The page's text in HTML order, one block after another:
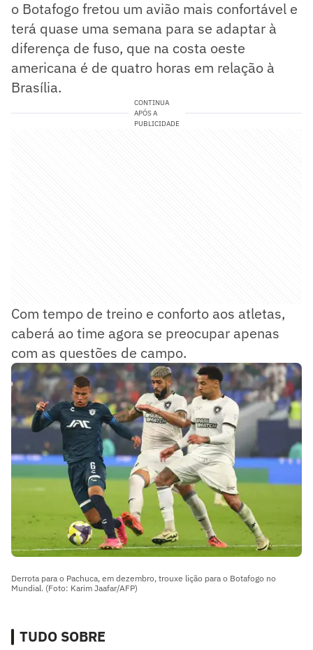
o Botafogo fretou um avião mais confortável e
terá quase uma semana para se adaptar à
diferença de fuso, que na costa oeste
americana é de quatro horas em relação à
Brasília.
CONTINUA
APÓS A
PUBLICIDADE
Com tempo de treino e conforto aos atletas,
caberá ao time agora se preocupar apenas
com as questões de campo.
Derrota para o Pachuca, em dezembro, trouxe lição para o Botafogo no
Mundial. (Foto: Karim Jaafar/AFP)
TUDO SOBRE